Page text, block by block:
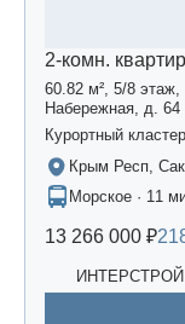
2-комн.
60.82 м², 5/8
Набережная, д. 64
Курортный
Крым Респ,
Морское · 11
13 266 000 ₽
ИНТЕРСТРОЙ